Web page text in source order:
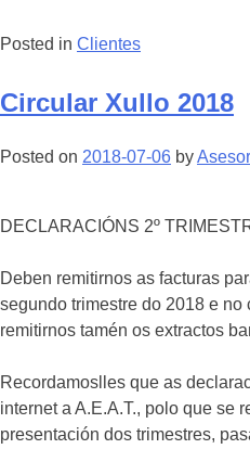
Posted in Clientes
Circular Xullo 2018
Posted on 2018-07-06 by
DECLARACIÓNS 2º
Deben remitirnos as facturas
segundo trimestre do 2018 e
remitirnos tamén os extractos
Recordamoslles que as
internet a A.E.A.T., polo que se
presentación dos trimestres,